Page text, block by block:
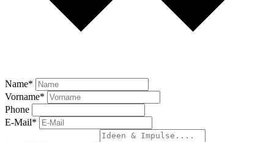
Name*
Vorname*
Phone
E-Mail*